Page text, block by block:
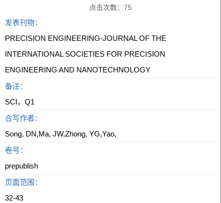
点击次数： 75
发表刊物：
PRECISION ENGINEERING-JOURNAL OF THE
INTERNATIONAL SOCIETIES FOR PRECISION
ENGINEERING AND NANOTECHNOLOGY
备注：
SCI，Q1
合写作者：
Song, DN,Ma, JW,Zhong, YG,Yao,
卷号：
prepublish
页面范围：
32-43